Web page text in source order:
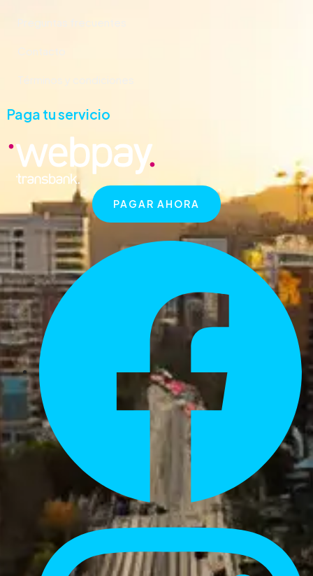
Preguntas frecuentes
Contacto
Términos y condiciones
Paga tu servicio
PAGAR AHORA